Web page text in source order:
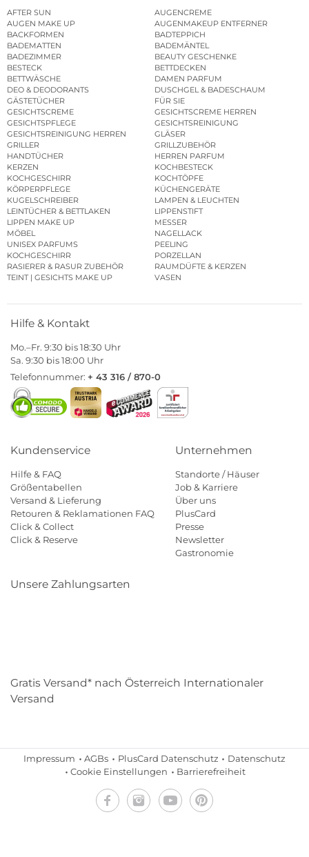
AFTER SUN
AUGENCREME
AUGEN MAKE UP
AUGENMAKEUP ENTFERNER
BACKFORMEN
BADTEPPICH
BADEMATTEN
BADEMÄNTEL
BADEZIMMER
BEAUTY GESCHENKE
BESTECK
BETTDECKEN
BETTWÄSCHE
DAMEN PARFUM
DEO & DEODORANTS
DUSCHGEL & BADESCHAUM
GÄSTETÜCHER
FÜR SIE
GESICHTSCREME
GESICHTSCREME HERREN
GESICHTSPFLEGE
GESICHTSREINIGUNG
GESICHTSREINIGUNG HERREN
GLÄSER
GRILLER
GRILLZUBEHÖR
HANDTÜCHER
HERREN PARFUM
KERZEN
KOCHBESTECK
KOCHGESCHIRR
KOCHTÖPFE
KÖRPERPFLEGE
KÜCHENGERÄTE
KUGELSCHREIBER
LAMPEN & LEUCHTEN
LEINTÜCHER & BETTLAKEN
LIPPENSTIFT
LIPPEN MAKE UP
MESSER
MÖBEL
NAGELLACK
UNISEX PARFUMS
PEELING
KOCHGESCHIRR
PORZELLAN
RASIERER & RASUR ZUBEHÖR
RAUMDÜFTE & KERZEN
TEINT | GESICHTS MAKE UP
VASEN
Hilfe & Kontakt
Mo.–Fr. 9:30 bis 18:30 Uhr
Sa. 9:30 bis 18:00 Uhr
Telefonnummer: + 43 316 / 870-0
Kundenservice
Hilfe & FAQ
Größentabellen
Versand & Lieferung
Retouren & Reklamationen FAQ
Click & Collect
Click & Reserve
Unternehmen
Standorte / Häuser
Job & Karriere
Über uns
PlusCard
Presse
Newsletter
Gastronomie
Unsere Zahlungsarten
Gratis Versand* nach Österreich Internationaler
Versand
Impressum AGBs PlusCard Datenschutz
Datenschutz
Cookie Einstellungen
Barrierefreiheit